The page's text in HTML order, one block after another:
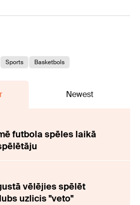
Sports Basketbols
Newest
futbola spēles laikā
vēlējies spēlēt
uzlicis "veto"